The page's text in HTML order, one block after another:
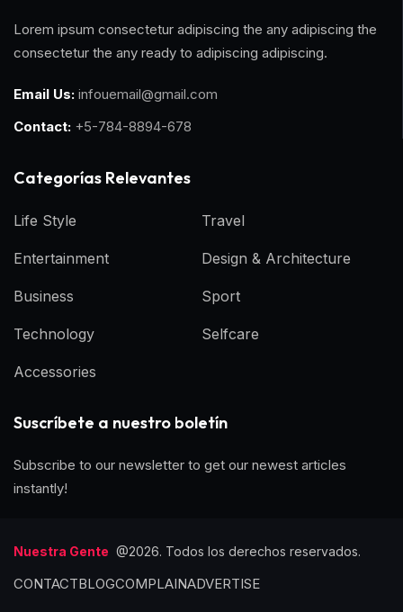
Lorem ipsum consectetur adipiscing the any adipiscing the
consectetur the any ready to adipiscing adipiscing.
Email Us: infouemail@gmail.com
Contact: +5-784-8894-678
Categorías Relevantes
Life Style
Entertainment
Business
Technology
Accessories
Travel
Design & Architecture
Sport
Selfcare
Suscríbete a nuestro boletín
Subscribe to our newsletter to get our newest articles
instantly!
Nuestra Gente @2026. Todos los derechos reservados.
CONTACTBLOGCOMPLAINADVERTISE